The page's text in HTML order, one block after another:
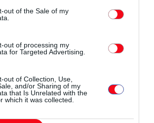
out of the Sale of my
out of processing my
for Targeted Advertising.
out of Collection, Use,
and/or Sharing of my
that Is Unrelated with the
which it was collected.